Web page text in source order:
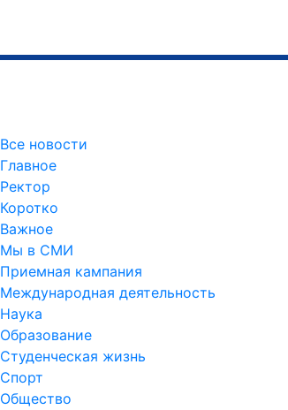
Все новости
Главное
Ректор
Коротко
Важное
Мы в СМИ
Приемная кампания
Международная деятельность
Наука
Образование
Студенческая жизнь
Спорт
Общество